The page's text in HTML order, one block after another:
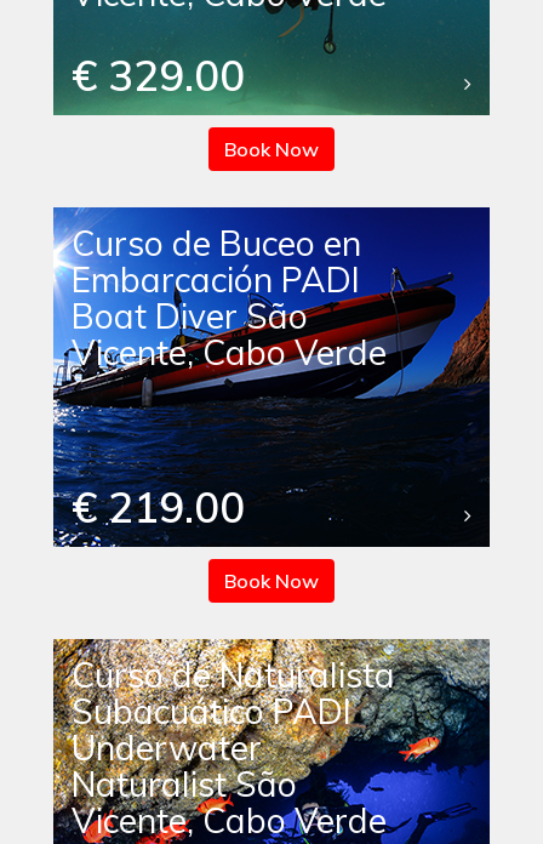
€ 329.00
Book Now
Curso de Buceo en
Embarcación PADI
Boat Diver São
Vicente, Cabo Verde
€ 219.00
Book Now
Curso de Naturalista
Subacuático PADI
Underwater
Naturalist São
Vicente, Cabo Verde